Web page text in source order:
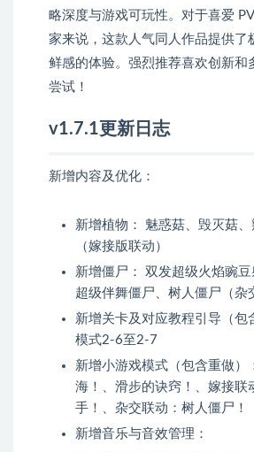
略深度与游戏可玩性。对于喜爱
家来说，这款人气同人作品提供了
鲜感的体验。强烈推荐喜欢创新和
尝试！
v1.7.1更新日志
新增内容及优化：
新增植物： 魅惑菇、毁灭菇
（嫁接版联动）
新增僵尸： 双发超级火焰豌豆
超级伴舞僵尸、树人僵尸（杂
新增关卡及对应教程引导（包
模式2-6至2-7
新增小游戏模式（包含重做）
海！、滑步的诀窍！、嫁接联
手！、杂交联动：树人僵尸！
新增音乐与音效管理：